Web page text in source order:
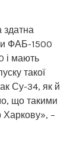
ФАБ-1500
і мають
такої
Су-34, як й
що такими
Харкову», –